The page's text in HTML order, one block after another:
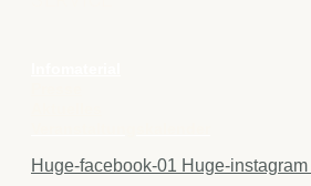
Huge-facebook-01 Huge-instagram